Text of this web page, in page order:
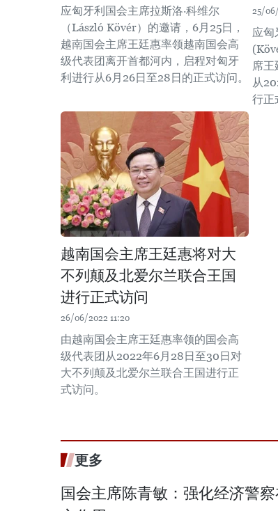
应匈牙利国会主席拉斯洛·科维尔
（László Kövér）的邀请，6月25日，
越南国会主席王廷惠率领越南国会高
级代表团离开首都河内，启程对匈牙
利进行从6月26日至28日的正式访问。
25/
应匈
席
从
行正
越南国会主席王廷惠将对大
不列颠及北爱尔兰联合王国
进行正式访问
26/06/2022 11:20
由越南国会主席王廷惠率领的国会高
级代表团从2022年6月28日至30日对
大不列颠及北爱尔兰联合王国进行正
式访问。
更多
国会主席陈青敏：强化经济警